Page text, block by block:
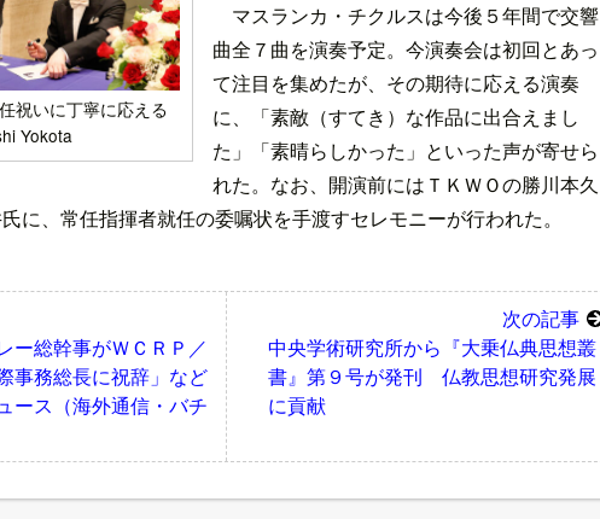
祝いに丁寧に応える
Yokota
マスランカ・チクルスは今後５年間で交響
曲全７曲を演奏予定。今演奏会は初回とあっ
て注目を集めたが、その期待に応える演奏
に、「素敵（すてき）な作品に出合えまし
た」「素晴らしかった」といった声が寄せら
れた。なお、開演前にはＴＫＷＯの勝川本久
に、常任指揮者就任の委嘱状を手渡すセレモニーが行われた。
ー総幹事がＷＣＲＰ／
事務総長に祝辞」など
ース（海外通信・バチ
次の記事
中央学術研究所から『大乗仏典思想叢
書』第９号が発刊 仏教思想研究発展
に貢献